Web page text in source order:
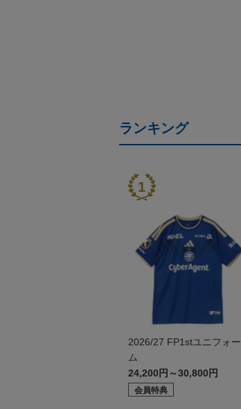
ランキング
2026/27 FP1stユニフォー
ム
24,200円～30,800円
会員特典